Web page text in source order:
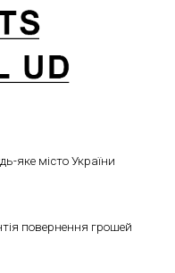
яке місто України
повернення грошей